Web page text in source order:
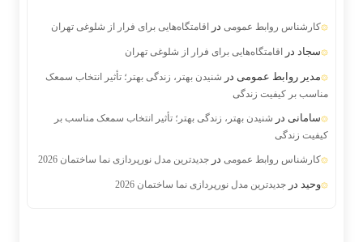
کارشناس روابط عمومی در اقامتگاه‌هایی برای فرار از شلوغی تهران
سجاد در اقامتگاه‌هایی برای فرار از شلوغی تهران
مدیر روابط عمومی در شنیدن بهتر، زندگی بهتر؛ تأثیر انتخاب سمعک
مناسب بر کیفیت زندگی
سامانی در شنیدن بهتر، زندگی بهتر؛ تأثیر انتخاب سمعک مناسب بر
کیفیت زندگی
کارشناس روابط عمومی در جدیدترین مدل نورپردازی نما ساختمان 2026
وحید در جدیدترین مدل نورپردازی نما ساختمان 2026